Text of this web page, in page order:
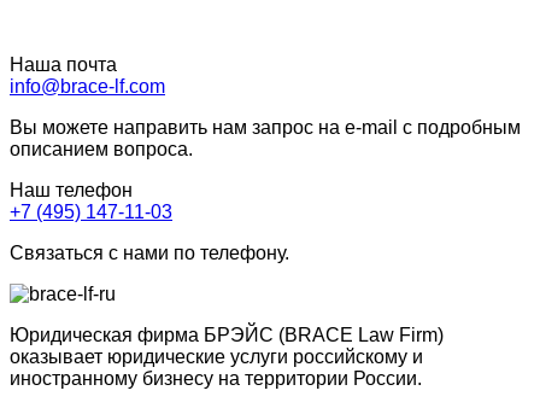
Наша почта
info@brace-lf.com
Вы можете направить нам запрос на e-mail с подробным
описанием вопроса.
Наш телефон
+7 (495) 147-11-03
Связаться с нами по телефону.
Юридическая фирма БРЭЙС (BRACE Law Firm)
оказывает юридические услуги российскому и
иностранному бизнесу на территории России.